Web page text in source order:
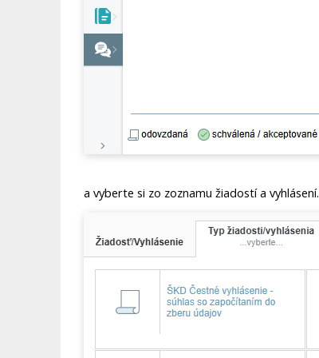
a vyberte si zo zoznamu žiadostí a vyhlásení.